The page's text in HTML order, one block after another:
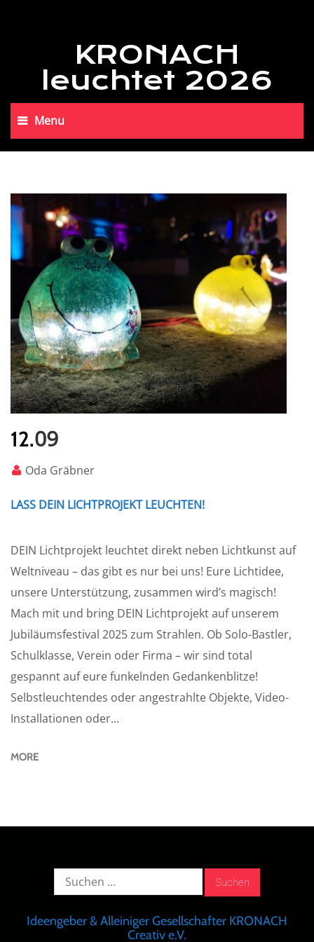
KRONACH
leuchtet 2026
Menu
12.09
Oda Gräbner
LASS DEIN LICHTPROJEKT LEUCHTEN!
DEIN Lichtprojekt leuchtet direkt neben Lichtkunst auf
Weltniveau – das gibt es nur bei uns! Eure Lichtidee,
unsere Unterstützung, zusammen wird’s magisch!
Mach mit und bring DEIN Lichtprojekt auf unserem
Jubiläumsfestival 2025 zum Strahlen. Ob Solo-Bastler,
Schulklasse, Verein oder Firma – wir sind total
gespannt auf eure funkelnden Gedankenblitze!
Selbstleuchtendes oder angestrahlte Objekte, Video-
Installationen oder...
MORE
Suche
Ideengeber & Alleiniger Gesellschafter KRONACH
Creativ e.V.